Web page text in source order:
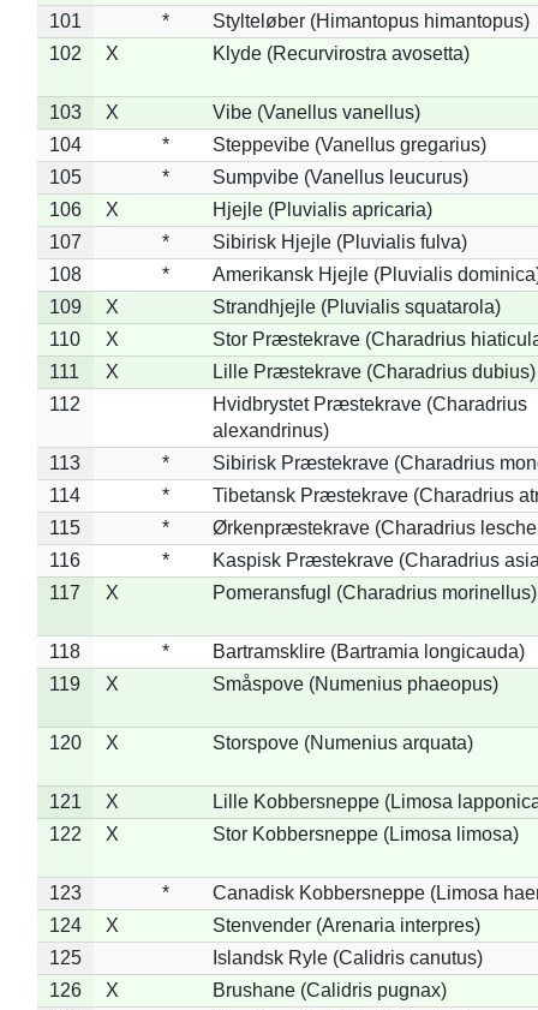
101 *
Stylteløber (Himantopus himantopus)
102
X Klyde (Recurvirostra avosetta)
103 X
Vibe (Vanellus vanellus)
104
*
Steppevibe (Vanellus gregarius)
105
*
Sumpvibe (Vanellus leucurus)
106
X
Hjejle (Pluvialis apricaria)
107
*
Sibirisk Hjejle (Pluvialis fulva)
108
*
Amerikansk Hjejle (Pluvialis
109
X
Strandhjejle (Pluvialis squatarola)
110
X
Stor Præstekrave (Charadrius
111
X
Lille Præstekrave (Charadrius dubius)
112
Hvidbrystet Præstekrave (Charadrius
alexandrinus)
113
*
Sibirisk Præstekrave (Charadrius
114
*
Tibetansk Præstekrave (Charadrius
115
*
Ørkenpræstekrave (Charadrius
116
*
Kaspisk Præstekrave (Charadrius
117
X Pomeransfugl (Charadrius morinellus)
118 *
Bartramsklire (Bartramia longicauda)
119
X Småspove (Numenius phaeopus)
120 X Storspove (Numenius arquata)
121 X
Lille Kobbersneppe (Limosa
122
X Stor Kobbersneppe (Limosa limosa)
123 *
Canadisk Kobbersneppe (Limosa
124
X
Stenvender (Arenaria interpres)
125
Islandsk Ryle (Calidris canutus)
126
X
Brushane (Calidris pugnax)